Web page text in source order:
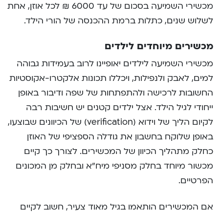
מכשירי השמיעה בסכום של עד 6000 ₪ לכל אוזן, אחת
לשלוש שנים, כתלות ברמת ההכנסה של הורי הילד.
מכשירים מיוחדים לילדים
מכשירי השמיעה לילדים יאופיינו לרוב בעמידות גבוהה
למים, לאבק ולנפילות, ויכללו תכונות אלקטרו-אקוסטיות
החשובות לרכישה ולהתפתחות של שפה ודיבור באופן
ייחודי לגיל הילד. אצל ילדים קטנים יש חשיבות רבה
לקיום הליך של וידוא (verification) של הכיוונים שבוצעו,
באופן שלוקח בחשבון את גודלה הספציפי של האוזן
כחלק מתהליך הכיוון של המכשירים. לצורך כך קיים
מכשור מיוחד בחלק מסניפי מיח”א ובחלק מן המכונים
הפרטיים.
אם המכשירים הותאמו בגיל מאוד צעיר, חשוב לקיים